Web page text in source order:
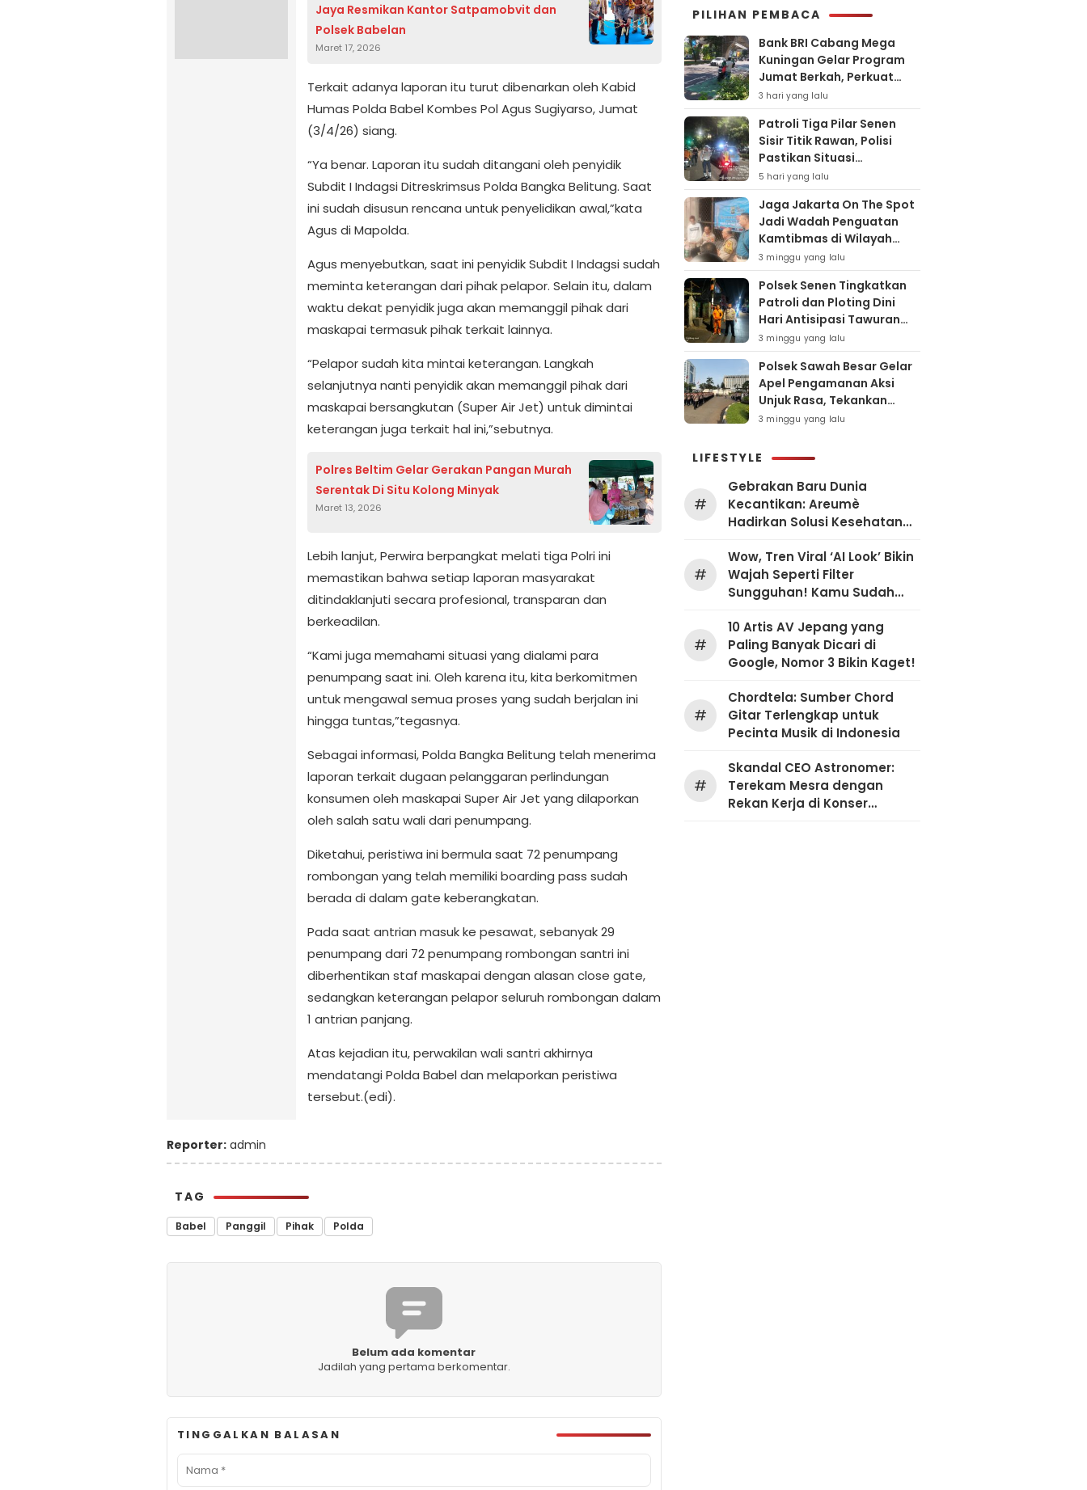
Jaya Resmikan Kantor Satpamobvit dan
Polsek Babelan
Maret 17, 2026
Terkait adanya laporan itu turut dibenarkan oleh Kabid
Humas Polda Babel Kombes Pol Agus Sugiyarso, Jumat
(3/4/26) siang.
“Ya benar. Laporan itu sudah ditangani oleh penyidik
Subdit I Indagsi Ditreskrimsus Polda Bangka Belitung. Saat
ini sudah disusun rencana untuk penyelidikan awal,”kata
Agus di Mapolda.
Agus menyebutkan, saat ini penyidik Subdit I Indagsi sudah
meminta keterangan dari pihak pelapor. Selain itu, dalam
waktu dekat penyidik juga akan memanggil pihak dari
maskapai termasuk pihak terkait lainnya.
“Pelapor sudah kita mintai keterangan. Langkah
selanjutnya nanti penyidik akan memanggil pihak dari
maskapai bersangkutan (Super Air Jet) untuk dimintai
keterangan juga terkait hal ini,”sebutnya.
Polres Beltim Gelar Gerakan Pangan Murah
Serentak Di Situ Kolong Minyak
Maret 13, 2026
Lebih lanjut, Perwira berpangkat melati tiga Polri ini
memastikan bahwa setiap laporan masyarakat
ditindaklanjuti secara profesional, transparan dan
berkeadilan.
“Kami juga memahami situasi yang dialami para
penumpang saat ini. Oleh karena itu, kita berkomitmen
untuk mengawal semua proses yang sudah berjalan ini
hingga tuntas,”tegasnya.
Sebagai informasi, Polda Bangka Belitung telah menerima
laporan terkait dugaan pelanggaran perlindungan
konsumen oleh maskapai Super Air Jet yang dilaporkan
oleh salah satu wali dari penumpang.
Diketahui, peristiwa ini bermula saat 72 penumpang
rombongan yang telah memiliki boarding pass sudah
berada di dalam gate keberangkatan.
Pada saat antrian masuk ke pesawat, sebanyak 29
penumpang dari 72 penumpang rombongan santri ini
diberhentikan staf maskapai dengan alasan close gate,
sedangkan keterangan pelapor seluruh rombongan dalam
1 antrian panjang.
Atas kejadian itu, perwakilan wali santri akhirnya
mendatangi Polda Babel dan melaporkan peristiwa
tersebut.(edi).
Reporter: admin
TAG
Babel Panggil Pihak Polda
Belum ada komentar
Jadilah yang pertama berkomentar.
TINGGALKAN BALASAN
PILIHAN PEMBACA
Bank BRI Cabang Mega
Kuningan Gelar Program
Jumat Berkah, Perkuat
Komitmen untuk Saling
Berbagai
3 hari yang lalu
Patroli Tiga Pilar Senen
Sisir Titik Rawan, Polisi
Pastikan Situasi
Kamtibmas Kondusif
5 hari yang lalu
Jaga Jakarta On The Spot
Jadi Wadah Penguatan
Kamtibmas di Wilayah
Kampung Bali
3 minggu yang lalu
Polsek Senen Tingkatkan
Patroli dan Ploting Dini
Hari Antisipasi Tawuran
serta Gangguan
Kamtibmas
3 minggu yang lalu
Polsek Sawah Besar Gelar
Apel Pengamanan Aksi
Unjuk Rasa, Tekankan
Pelayanan Humanis dan
3 minggu yang lalu
LIFESTYLE
#
Gebrakan Baru Dunia
Kecantikan: Areumè
Hadirkan Solusi Kesehatan
#
Wow, Tren Viral ‘AI Look’ Bikin
Wajah Seperti Filter
Sungguhan! Kamu Sudah
#
10 Artis AV Jepang yang
Paling Banyak Dicari di
Google, Nomor 3 Bikin Kaget!
#
Chordtela: Sumber Chord
Gitar Terlengkap untuk
Pecinta Musik di Indonesia
#
Skandal CEO Astronomer:
Terekam Mesra dengan
Rekan Kerja di Konser